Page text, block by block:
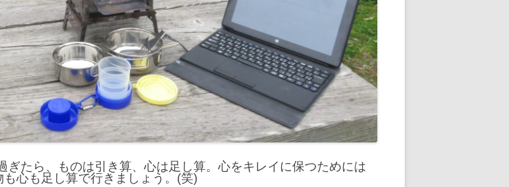
ぎたら、ものは引き算、心は足し算。心をキレイに保つためには
心も足し算で行きましょう。(笑)